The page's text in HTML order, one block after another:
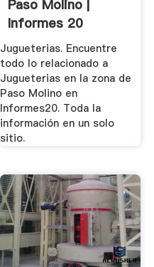
Paso Molino |
Informes 20
Jugueterias. Encuentre
todo lo relacionado a
Jugueterias en la zona de
Paso Molino en
Informes20. Toda la
información en un solo
sitio.